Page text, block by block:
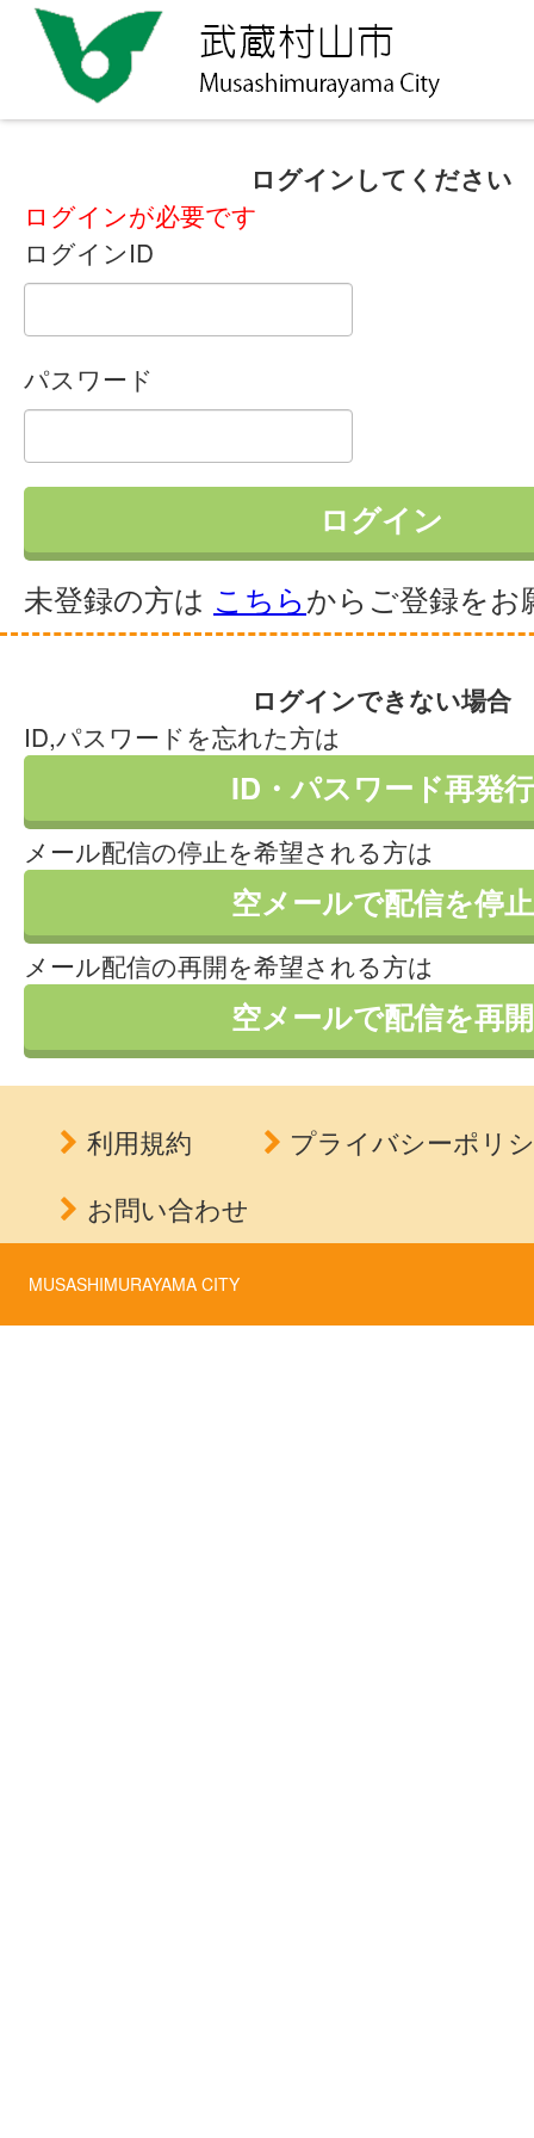
ログインしてください
ログインが必要です
ログインID
パスワード
未登録の方は こちらからご登録をお
ログインできない場合
ID,パスワードを忘れた方は
ID・パスワード再発行
メール配信の停止を希望される方は
空メールで配信を停止
メール配信の再開を希望される方は
空メールで配信を再開
利用規約
プライバシーポリ
お問い合わせ
MUSASHIMURAYAMA CITY